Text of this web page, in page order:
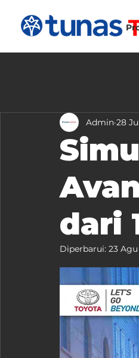
dari
Admin 28
Diperbarui: 23